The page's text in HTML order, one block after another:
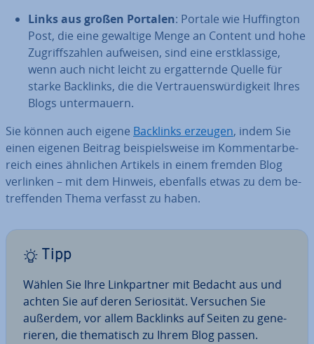
Links aus großen Portalen: Portale wie Huf­fing­ton
Post, die eine gewaltige Menge an Content und hohe
Zu­griffs­zah­len aufweisen, sind eine erst­klas­si­ge,
wenn auch nicht leicht zu er­gat­tern­de Quelle für
starke Backlinks, die die Ver­trau­ens­wür­dig­keit Ihres
Blogs un­ter­mau­ern.
Sie können auch eigene Backlinks erzeugen, indem Sie
einen eigenen Beitrag bei­spiels­wei­se im Kom­men­tar­be­
reich eines ähnlichen Artikels in einem fremden Blog
verlinken – mit dem Hinweis, ebenfalls etwas zu dem be­
tref­fen­den Thema verfasst zu haben.
Tipp
Wählen Sie Ihre Link­part­ner mit Bedacht aus und
achten Sie auf deren Se­rio­si­tät. Versuchen Sie
außerdem, vor allem Backlinks auf Seiten zu ge­ne­
rie­ren, die the­ma­tisch zu Ihrem Blog passen.